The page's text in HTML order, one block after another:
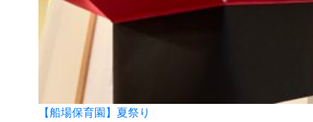
【船場保育園】夏祭り